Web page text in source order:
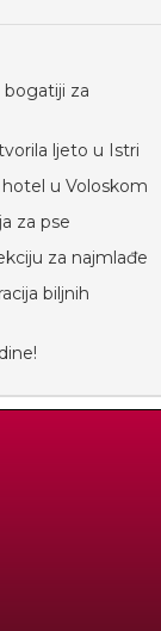
bogatiji za
ljeto u Istri
u Voloskom
za pse
za najmlađe
biljnih